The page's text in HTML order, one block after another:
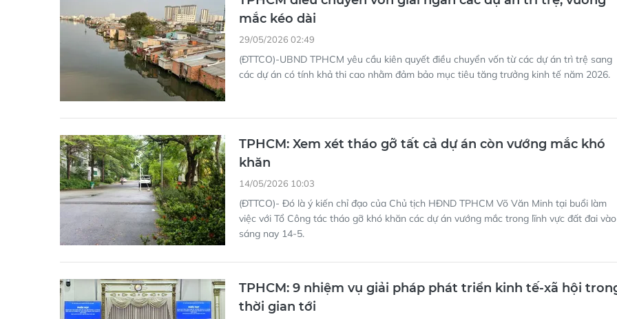
mắc kéo dài
29/05/2026 02:49
(ĐTTCO)-UBND TPHCM yêu cầu kiên quyết điều chuyển vốn từ các dự án trì trệ sang
các dự án có tính khả thi cao nhằm đảm bảo mục tiêu tăng trưởng kinh tế năm 2026.
TPHCM: Xem xét tháo gỡ tất cả dự án còn vướng mắc khó
khăn
14/05/2026 10:03
(ĐTTCO)- Đó là ý kiến chỉ đạo của Chủ tịch HĐND TPHCM Võ Văn Minh tại buổi làm
việc với Tổ Công tác tháo gỡ khó khăn các dự án vướng mắc trong lĩnh vực đất đai vào
sáng nay 14-5.
TPHCM: 9 nhiệm vụ giải pháp phát triển kinh tế-xã hội
thời gian tới